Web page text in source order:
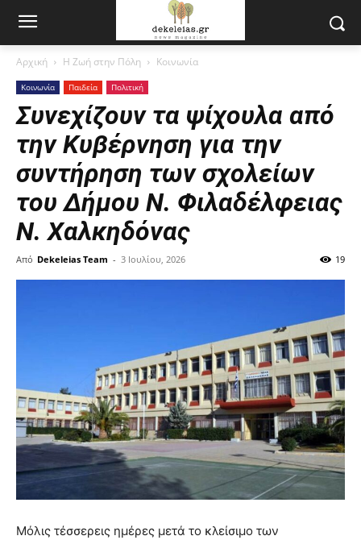
Αρχική Η Ζωή στην Πόλη Κοινωνία
Κοινωνία Παιδεία Πολιτική
Συνεχίζουν τα ψίχουλα από
την Κυβέρνηση για την
συντήρηση των σχολείων
του Δήμου Ν. Φιλαδέλφειας
Ν. Χαλκηδόνας
Από Dekeleias Team - 3 Ιουλίου, 2026 19
Μόλις τέσσερεις ημέρες μετά το κλείσιμο των